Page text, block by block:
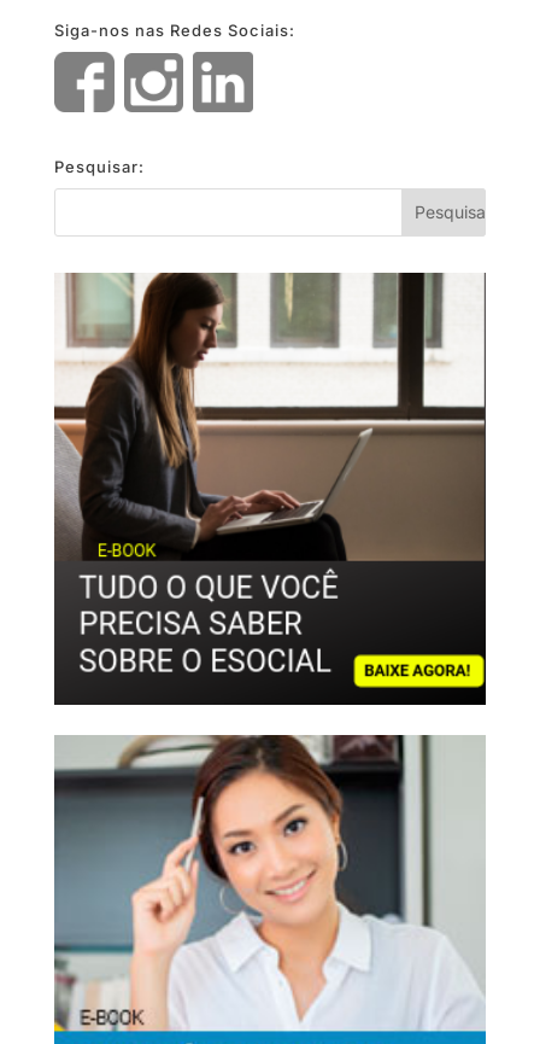
Siga-nos nas Redes Sociais:
Pesquisar: